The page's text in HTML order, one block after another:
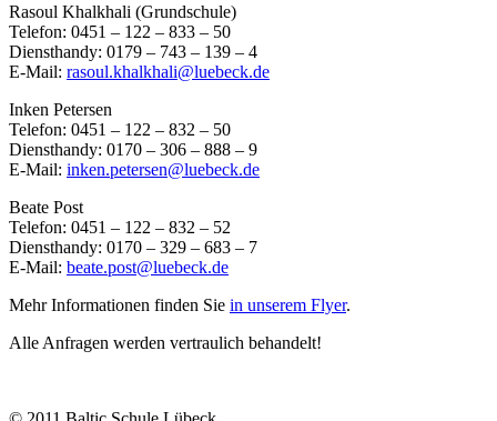
Rasoul Khalkhali (Grundschule)
Telefon: 0451 – 122 – 833 – 50
Diensthandy: 0179 – 743 – 139 – 4
E-Mail: rasoul.khalkhali@luebeck.de
Inken Petersen
Telefon: 0451 – 122 – 832 – 50
Diensthandy: 0170 – 306 – 888 – 9
E-Mail: inken.petersen@luebeck.de
Beate Post
Telefon: 0451 – 122 – 832 – 52
Diensthandy: 0170 – 329 – 683 – 7
E-Mail: beate.post@luebeck.de
Mehr Informationen finden Sie in unserem Flyer.
Alle Anfragen werden vertraulich behandelt!